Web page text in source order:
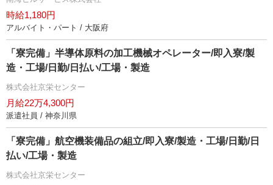
時給1,180円
アルバイト・パート / 大阪府
「寮完備」半導体原料の加工機械オペレーター/即入寮/製
造・工場/日勤/日払い/工場・製造
株式会社京栄センター
月給22万4,300円
派遣社員 / 神奈川県
「寮完備」航空機装備品の組立/即入寮/製造・工場/日勤/日
払い/工場・製造
株式会社京栄センター